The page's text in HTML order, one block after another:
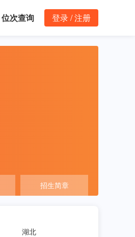
位次查询 登录 / 注册
招生简章
湖北